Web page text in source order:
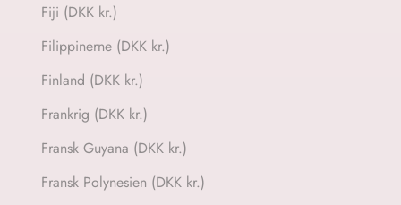
Fiji (DKK kr.)
Filippinerne (DKK kr.)
Finland (DKK kr.)
Frankrig (DKK kr.)
Fransk Guyana (DKK kr.)
Fransk Polynesien (DKK kr.)